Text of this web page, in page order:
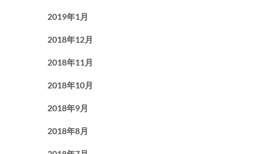
2019年1月
2018年12月
2018年11月
2018年10月
2018年9月
2018年8月